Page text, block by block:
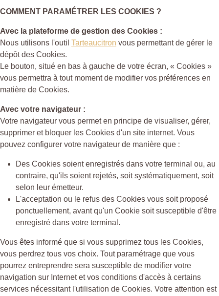
COMMENT PARAMÉTRER LES COOKIES ?
Avec la plateforme de gestion des Cookies :
Nous utilisons l'outil Tarteaucitron vous permettant de gérer le
dépôt des Cookies.
Le bouton, situé en bas à gauche de votre écran, « Cookies »
vous permettra à tout moment de modifier vos préférences en
matière de Cookies.
Avec votre navigateur :
Votre navigateur vous permet en principe de visualiser, gérer,
supprimer et bloquer les Cookies d'un site internet. Vous
pouvez configurer votre navigateur de manière que :
Des Cookies soient enregistrés dans votre terminal ou, au
contraire, qu'ils soient rejetés, soit systématiquement, soit
selon leur émetteur.
L'acceptation ou le refus des Cookies vous soit proposé
ponctuellement, avant qu'un Cookie soit susceptible d'être
enregistré dans votre terminal.
Vous êtes informé que si vous supprimez tous les Cookies,
vous perdrez tous vos choix. Tout paramétrage que vous
pourrez entreprendre sera susceptible de modifier votre
navigation sur Internet et vos conditions d'accès à certains
services nécessitant l'utilisation de Cookies. Votre attention est